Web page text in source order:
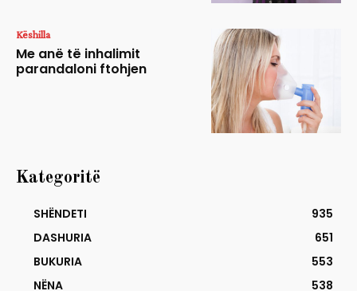
Këshilla
Me anë të inhalimit
parandaloni ftohjen
Kategoritë
SHËNDETI
935
DASHURIA
651
BUKURIA
553
NËNA
538